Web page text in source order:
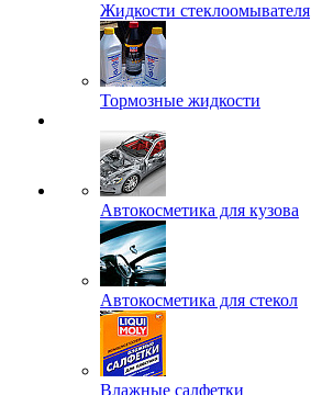
Жидкости стеклоомывателя
Тормозные жидкости
Автокосметика для кузова
Автокосметика для стекол
Влажные салфетки